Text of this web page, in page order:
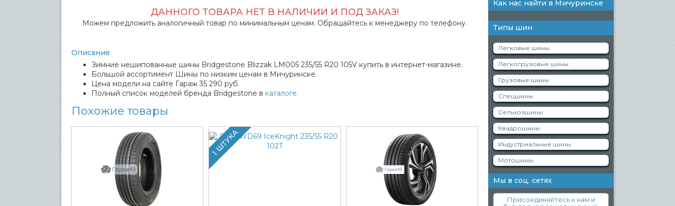
ДАННОГО ТОВАРА НЕТ В НАЛИЧИИ И ПОД ЗАКАЗ!
Можем предложить аналогичный товар по минимальным ценам. Обращайтесь к менеджеру по телефону.
Описание
Зимние нешипованные шины Bridgestone Blizzak LM005 235/55 R20 105V купить в интернет-магазине.
Большой ассортимент Шины по низким ценам в Мичуринске.
Цена модели на сайте Гараж 35 290 руб.
Полный список моделей бренда Bridgestone в каталоге.
Похожие товары
1 ШТУКА
Как нас найти в Мичуринске
Типы шин
Легковые шины
Легкогрузовые шины
Грузовые шины
Спецшины
Сельхозшины
Квадрошины
Индустриальные шины
Мотошины
Мы в соц. сетях
Присоединяйтесь к нам и